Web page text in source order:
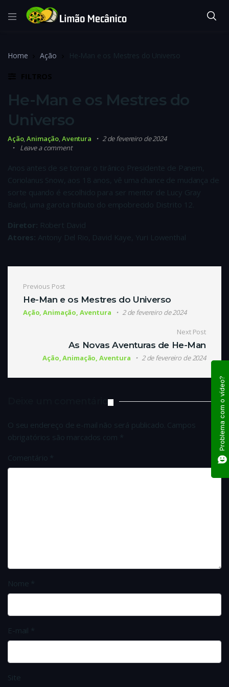
Home Ação He-Man e os Mestres do Universo
He-Man e os Mestres do
Universo
Ação,Animação,Aventura
2 de fevereiro de 2024
Leave a comment
Anos antes de se tornar o tirânico Presidente de Panem,
Coriolanus Snow, aos 18 anos, vê uma chance de mudança de
sorte quando é escolhido para ser mentor de Lucy Gray
Baird, uma garota tributo do empobrecido Distrito 12.
Diretor: Robert David
Atores: Antony Del Rio, David Kaye, Yuri Lowenthal
Navegação de Post
Previous Post
He-Man e os Mestres do Universo
Ação, Animação, Aventura 2 de fevereiro de 2024
Next Post
As Novas Aventuras de He-Man
Ação, Animação, Aventura 2 de fevereiro de 2024
Deixe um comentário
O seu endereço de e-mail não será publicado. Campos
obrigatórios são marcados com *
Comentário *
Nome *
E-mail *
Site
Problema com o vídeo?